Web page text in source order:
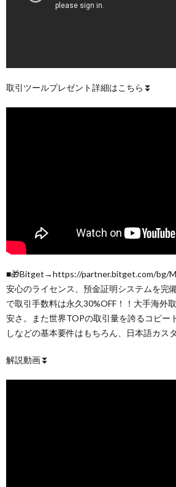
取引ツールプレゼント詳細はこちら⏬
■🎁Bitget→https://partner.bitget.com/bg/
安心のライセンス、預金証明システムを完
で取引手数料は永久30%OFF！！大手海外
安さ。また世界TOPの取引量を誇るコピー
しなどの基本要件はもちろん、日本語カス
解説動画⏬